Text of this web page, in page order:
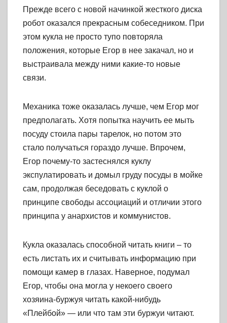
Прежде всего с новой начинкой жесткого диска
робот оказался прекрасным собеседником. При
этом кукла не просто тупо повторяла
положения, которые Егор в нее закачал, но и
выстраивала между ними какие-то новые
связи.
Механика тоже оказалась лучше, чем Егор мог
предполагать. Хотя попытка научить ее мыть
посуду стоила пары тарелок, но потом это
стало получаться гораздо лучше. Впрочем,
Егор почему-то застеснялся куклу
экспулатировать и домыл груду посуды в мойке
сам, продолжая беседовать с куклой о
принципе свободы ассоциаций и отличии этого
принципа у анархистов и коммунистов.
Кукла оказалась способной читать книги – то
есть листать их и считывать информацию при
помощи камер в глазах. Наверное, подумал
Егор, чтобы она могла у некоего своего
хозяина-буржуя читать какой-нибудь
«Плейбой» — или что там эти буржуи читают.